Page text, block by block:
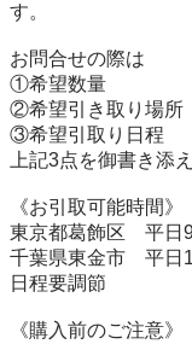
す。
お問合せの際は
①希望数量
②希望引き取り場所
③希望引取り日程
上記3点を御書き添
《お引取可能時間》
東京都葛飾区　平日
千葉県東金市　平日
日程要調節
《購入前のご注意》